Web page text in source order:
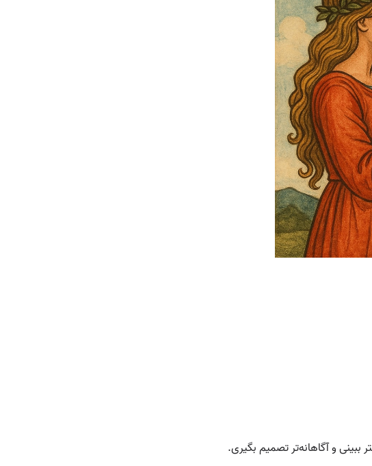
و آگاهانه‌تر تصمیم بگیری.